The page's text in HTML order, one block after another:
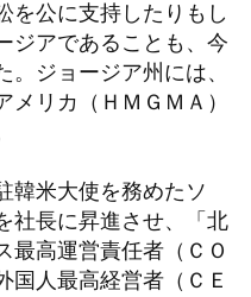
を公に支持したりもし
ジアであることも、今
。ジョージア州には、
メリカ（ＨＭＧＭＡ）
韓米大使を務めたソ
社長に昇進させ、「北
最高運営責任者（ＣＯ
国人最高経営者（ＣＥ